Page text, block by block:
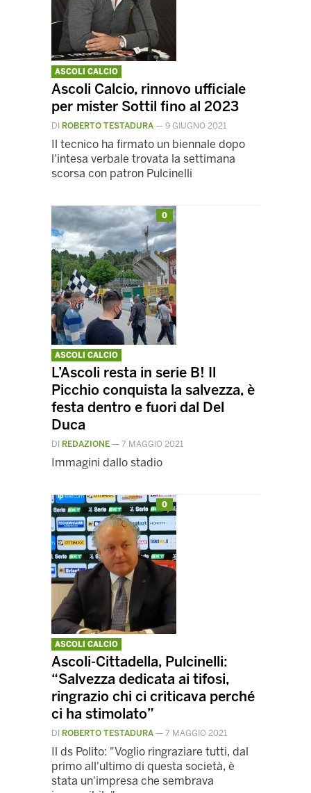
ASCOLI CALCIO
Ascoli Calcio, rinnovo ufficiale
per mister Sottil fino al 2023
DI ROBERTO TESTADURA — 9 GIUGNO 2021
Il tecnico ha firmato un biennale dopo
l'intesa verbale trovata la settimana
scorsa con patron Pulcinelli
0
ASCOLI CALCIO
L’Ascoli resta in serie B! Il
Picchio conquista la salvezza, è
festa dentro e fuori dal Del
Duca
DI REDAZIONE — 7 MAGGIO 2021
Immagini dallo stadio
0
ASCOLI CALCIO
Ascoli-Cittadella, Pulcinelli:
“Salvezza dedicata ai tifosi,
ringrazio chi ci criticava perché
ci ha stimolato”
DI ROBERTO TESTADURA — 7 MAGGIO 2021
Il ds Polito: "Voglio ringraziare tutti, dal
primo all'ultimo di questa società, è
stata un'impresa che sembrava